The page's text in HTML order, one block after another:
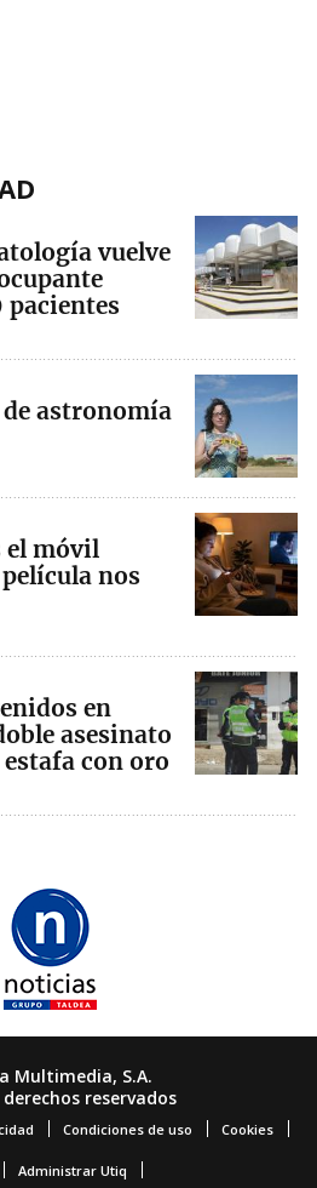
vuelve
pacientes
astronomía
el móvil
nos
en
asesinato
con oro
Multimedia, S.A.
reservados
Condiciones de uso Cookies
Administrar Utiq